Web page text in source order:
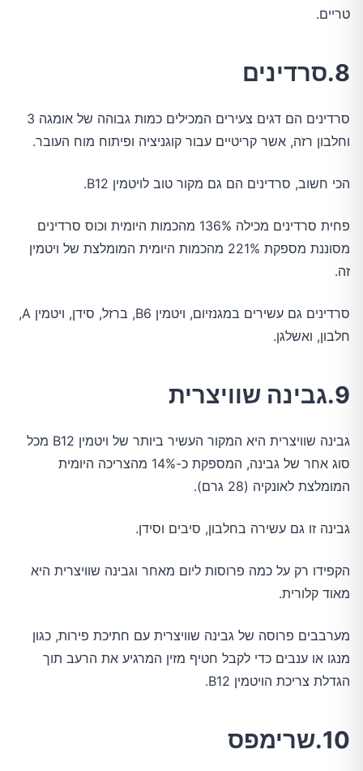
טריים.
8.סרדינים
סרדינים הם דגים צעירים המכילים כמות גבוהה של אומגה 3
וחלבון רזה, אשר קריטיים עבור קוגניציה ופיתוח מוח העובר.
הכי חשוב, סרדינים הם גם מקור טוב לויטמין B12.
פחית סרדינים מכילה 136% מהכמות היומית וכוס סרדינים
מסוננת מספקת 221% מהכמות היומית המומלצת של ויטמין
זה.
סרדינים גם עשירים במגנזיום, ויטמין B6, ברזל, סידן, ויטמין A,
חלבון, ואשלגן.
9.גבינה שוויצרית
גבינה שוויצרית היא המקור העשיר ביותר של ויטמין B12 מכל
סוג אחר של גבינה, המספקת כ-14% מהצריכה היומית
המומלצת לאונקיה (28 גרם).
גבינה זו גם עשירה בחלבון, סיבים וסידן.
הקפידו רק על כמה פרוסות ליום מאחר וגבינה שוויצרית היא
מאוד קלורית.
מערבבים פרוסה של גבינה שוויצרית עם חתיכת פירות, כגון
מנגו או ענבים כדי לקבל חטיף מזין המרגיע את הרעב תוך
הגדלת צריכת הויטמין B12.
10.שרימפס